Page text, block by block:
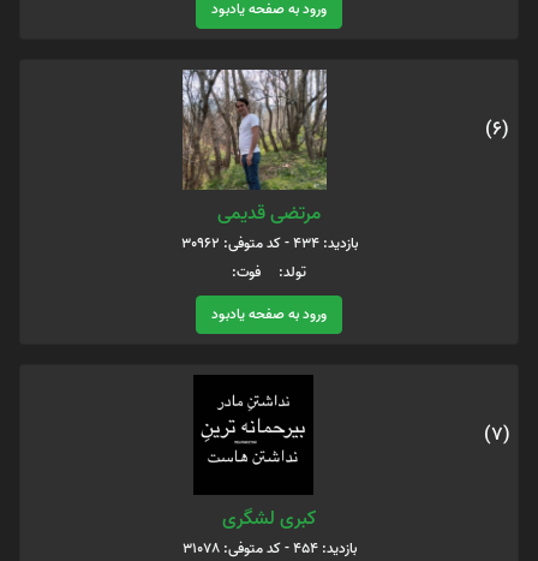
ورود به صفحه یادبود
(6)
مرتضی قدیمی
بازدید: 434 - کد متوفی: 30962
تولد: فوت:
ورود به صفحه یادبود
(7)
کبری لشگری
بازدید: 454 - کد متوفی: 31078